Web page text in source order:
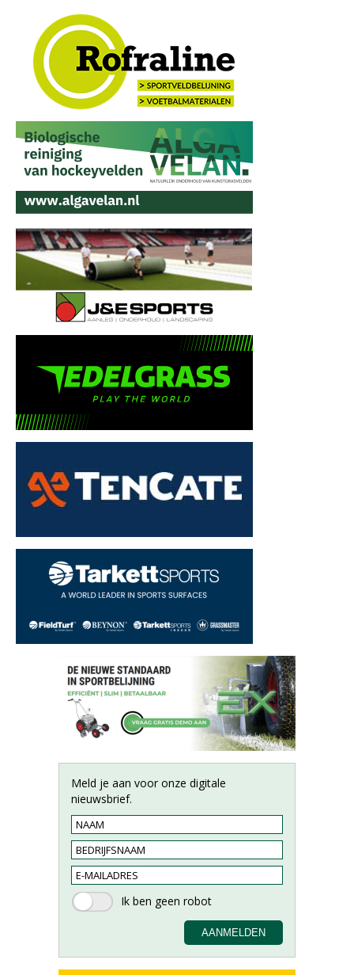
Meld je aan voor onze digitale
nieuwsbrief.